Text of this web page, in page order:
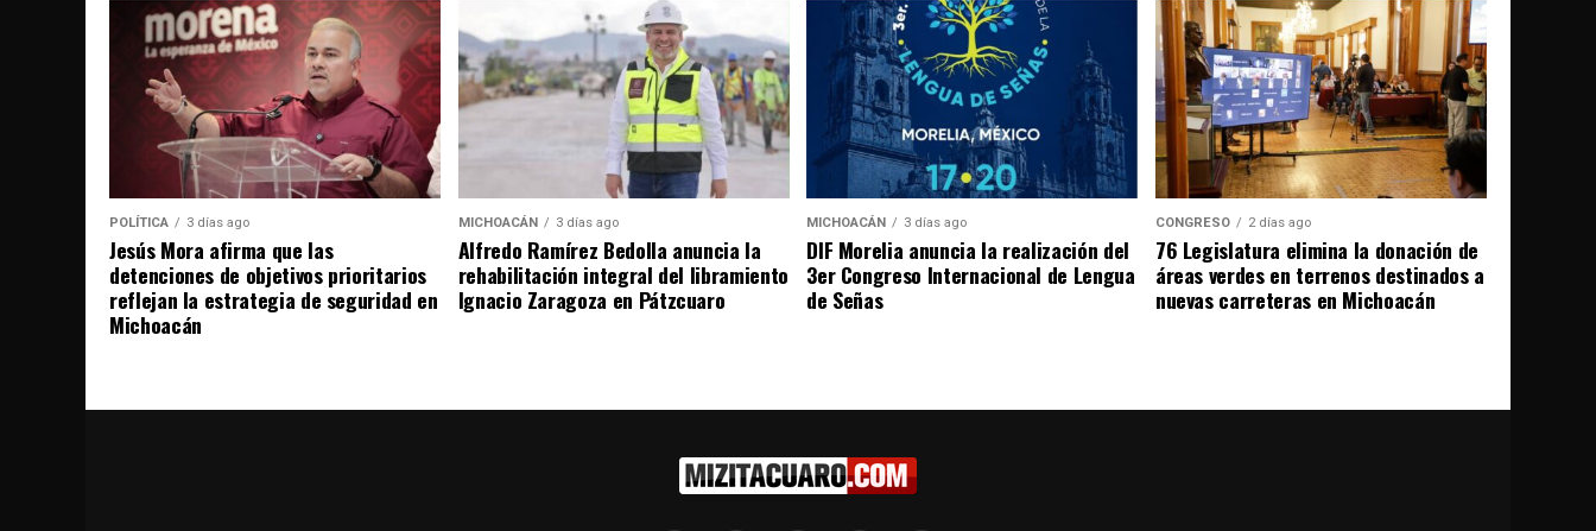
POLÍTICA 3 días ago
Jesús Mora afirma que las
detenciones de objetivos prioritarios
reflejan la estrategia de seguridad en
Michoacán
MICHOACÁN 3 días ago
Alfredo Ramírez Bedolla anuncia la
rehabilitación integral del libramiento
Ignacio Zaragoza en Pátzcuaro
MICHOACÁN 3 días ago
DIF Morelia anuncia la realización del
3er Congreso Internacional de Lengua
de Señas
CONGRESO 2 días ago
76 Legislatura elimina la donación de
áreas verdes en terrenos destinados a
nuevas carreteras en Michoacán